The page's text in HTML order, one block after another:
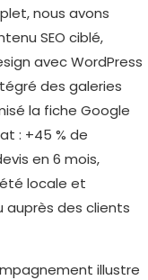
nous avons
SEO ciblé,
avec WordPress
des galeries
la fiche Google
: +45 % de
en 6 mois,
locale et
auprès des clients
illustre